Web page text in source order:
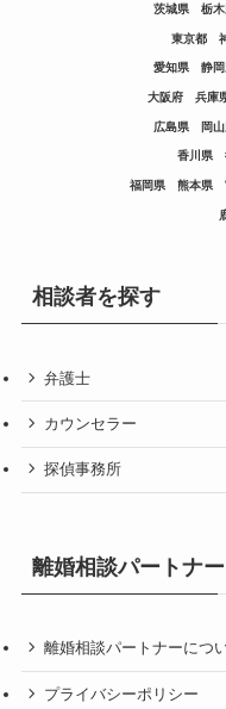
茨城県 栃
東京都
愛知県 静
大阪府 兵庫
広島県 岡
香川県
福岡県 熊本県
相談者を探す
弁護士
カウンセラー
探偵事務所
離婚相談パートナー
離婚相談パートナーにつ
プライバシーポリシー